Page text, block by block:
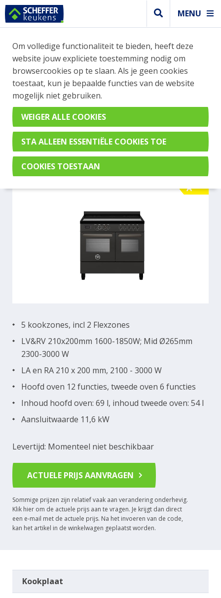
MENU
WEBSHOP BESTELLINGEN
Je kan tijdelijk geen bestelling plaatsen. Wil je je
vast oriënteren? Vergelijk eenvoudig apparaten
en merken met elkaar. Klik hier voor meer
informatie.
Fornuis
BERTAZZONI PRO105I2ECAT
A
A
Levertijd: Momenteel niet beschikbaar
5 kookzones, incl 2 Flexzones
LV&RV 210x200mm 1600-1850W; Mid Ø265mm
2300-3000 W
LA en RA 210 x 200 mm, 2100 - 3000 W
Hoofd oven 12 functies, tweede oven 6 functies
Inhoud hoofd oven: 69 l, inhoud tweede oven: 54 l
Aansluitwaarde 11,6 kW
ACTUELE PRIJS AANVRAGEN
Sommige prijzen zijn relatief vaak aan verandering onderhevig.
Klik hier om de actuele prijs aan te vragen. Je krijgt dan direct
een e-mail met de actuele prijs. Na het invoeren van de code,
kan het artikel in de winkelwagen geplaatst worden.
Kookplaat
Om volledige functionaliteit te bieden, heeft deze
website jouw expliciete toestemming nodig om
browsercookies op te slaan. Als je geen cookies
toestaat, kun je bepaalde functies van de website
mogelijk niet gebruiken.